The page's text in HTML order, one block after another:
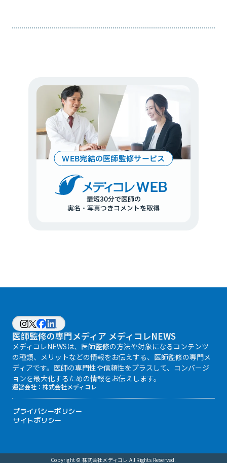
WEB完結の医師監修サービス
WEB
最短30分で医師の
実名・写真つきコメントを取得
医師監修の専門メディア メディコレNEWS
メディコレNEWSは、医師監修の方法や対象になるコンテンツ
の種類、メリットなどの情報をお伝えする、医師監修の専門メ
ディアです。医師の専門性や信頼性をプラスして、コンバージ
ョンを最大化するための情報をお伝えします。
運営会社： 株式会社メディコレ
プライバシーポリシー
サイトポリシー
Copyright © 株式会社メディコレ All Rights Reserved.